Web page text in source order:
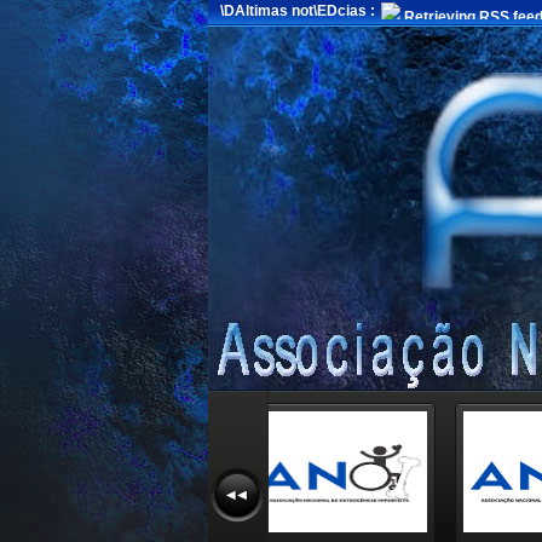
\DAltimas not\EDcias : Retrieving RSS